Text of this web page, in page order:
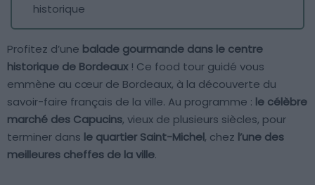
historique
Profitez d’une balade gourmande dans le centre
historique de Bordeaux! Ce food tour guidé vous
emmène au cœur de Bordeaux, à la découverte du
savoir-faire français de la ville. Au programme : le célèbre
marché des Capucins, vieux de plusieurs siècles, pour
terminer dans le quartier Saint-Michel, chez l’une des
meilleures cheffes de la ville.